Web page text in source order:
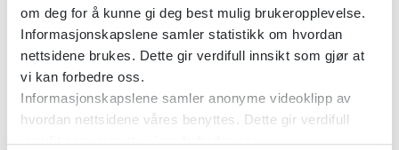
om deg for å kunne gi deg best mulig brukeropplevelse.
Informasjonskapslene samler statistikk om hvordan
nettsidene brukes. Dette gir verdifull innsikt som gjør at
vi kan forbedre oss.
Informasjonskapslene samler anonyme videoklipp av
hvordan nettsidene våres benyttes. Dette gir verdifull
innsikt som gjør at vi kan forbedre oss.
komiteer
Språk:Norsk